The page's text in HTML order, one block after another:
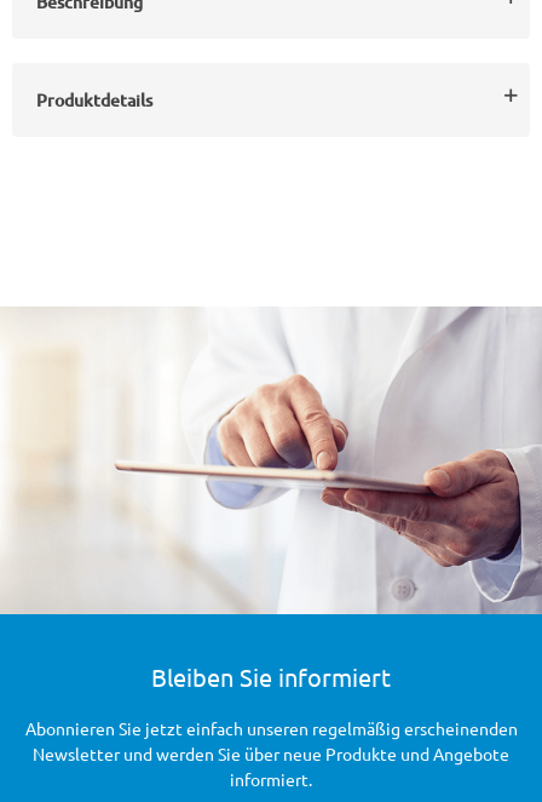
Produktdetails
Bleiben Sie informiert
Abonnieren Sie jetzt einfach unseren regelmäßig erscheinenden
Newsletter und werden Sie über neue Produkte und Angebote
informiert.